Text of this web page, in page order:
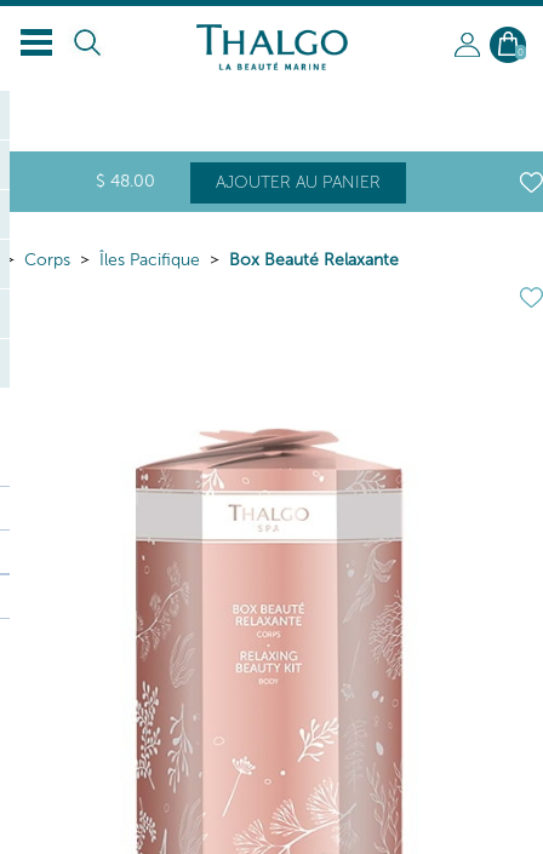
FR
0
$ 48.00 AJOUTER AU PANIER
Corps Îles Pacifique Box Beauté Relaxante